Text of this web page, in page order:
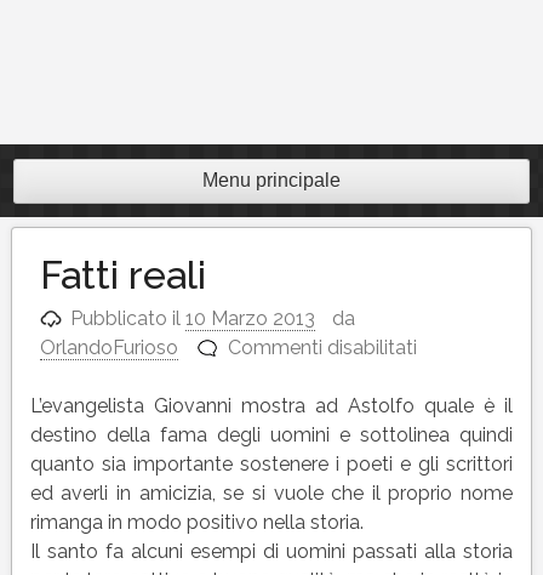
Menu principale
Fatti reali
Pubblicato il10 Marzo 2013
da
OrlandoFurioso
Commenti disabilitati
reali
L’evangelista Giovanni mostra ad Astolfo quale è il
destino della fama degli uomini e sottolinea quindi
quanto sia importante sostenere i poeti e gli scrittori
ed averli in amicizia, se si vuole che il proprio nome
rimanga in modo positivo nella storia.
Il santo fa alcuni esempi di uomini passati alla storia